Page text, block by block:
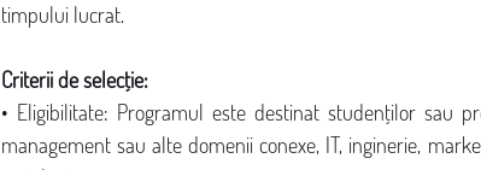
timpului lucrat.
Criterii de selecție:
• Eligibilitate: Programul este destinat studenților sau
management sau alte domenii conexe, IT, inginerie,